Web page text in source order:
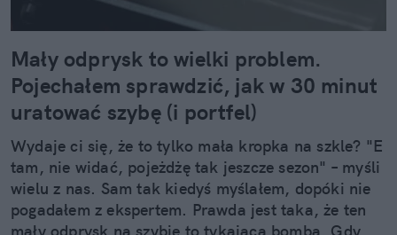
Mały odprysk to wielki problem.
Pojechałem sprawdzić, jak w 30 minut
uratować szybę (i portfel)
Wydaje ci się, że to tylko mała kropka na szkle? "E
tam, nie widać, pojeżdżę tak jeszcze sezon" – myśli
wielu z nas. Sam tak kiedyś myślałem, dopóki nie
pogadałem z ekspertem. Prawda jest taka, że ten